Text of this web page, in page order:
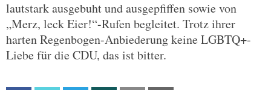
lautstark ausgebuht und ausgepfiffen sowie von
„Merz, leck Eier!“-Rufen begleitet. Trotz ihrer
harten Regenbogen-Anbiederung keine LGBTQ+-
Liebe für die CDU, das ist bitter.